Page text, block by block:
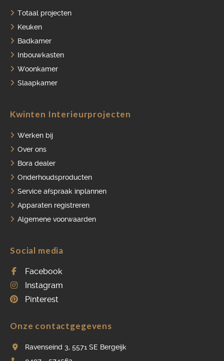
Totaal projecten
Keuken
Badkamer
Inbouwkasten
Woonkamer
Slaapkamer
Kwinten Interieurprojecten
Werken bij
Over ons
Bora dealer
Onderhoudsproducten
Service afspraak inplannen
Apparaten registreren
Algemene voorwaarden
Social media
Facebook
Instagram
Pinterest
Onze contactgegevens
Ravenseind 3, 5571 SE Bergeijk